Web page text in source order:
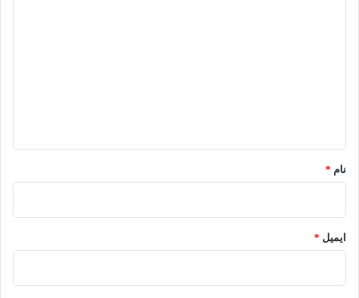
نام *
ایمیل *